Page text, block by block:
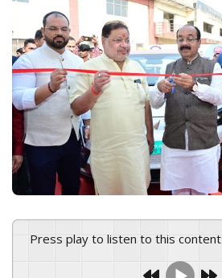
e
m
a
i
l
Press play to listen to this content